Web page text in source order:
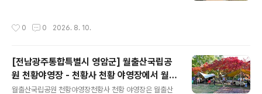
종 : 일반야영장 - 카라반 : 20면 - 애완동물출입 : 불가능
0 0 2026. 8. 10.
[전남광주통합특별시 영암군] 월출산국립공
원 천황야영장 - 천황사 천황 야영장에서 월출
산의 자연을 느껴보자.
월출산국립공원 천황야영장천황사 천황 야영장은 월출산